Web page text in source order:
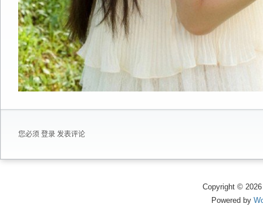
您必须 登录 发表评论
Copyright ©
Powered by